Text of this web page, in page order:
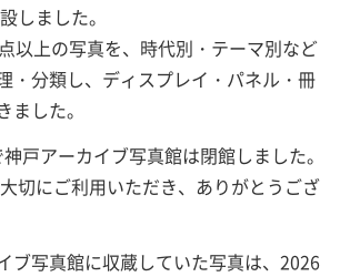
しました。
以上の写真を、時代別・テーマ別など
・分類し、ディスプレイ・パネル・冊
した。
戸アーカイブ写真館は閉館しました。
切にご利用いただき、ありがとうござ
ブ写真館に収蔵していた写真は、2026